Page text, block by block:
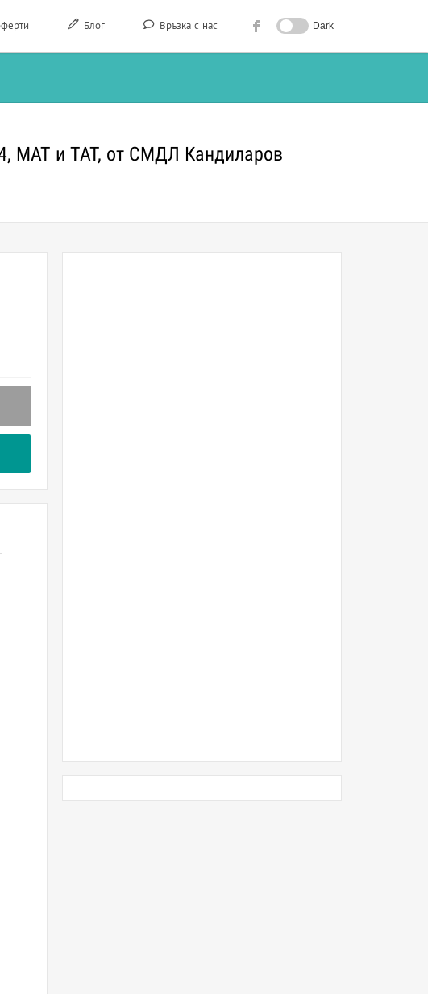
Блог Връзка с нас Dark
MAT и TAT, от СМДЛ Кандиларов